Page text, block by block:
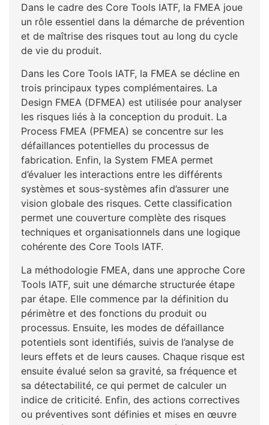
Dans le cadre des Core Tools IATF, la FMEA joue
un rôle essentiel dans la démarche de prévention
et de maîtrise des risques tout au long du cycle
de vie du produit.
Dans les Core Tools IATF, la FMEA se décline en
trois principaux types complémentaires. La
Design FMEA (DFMEA) est utilisée pour analyser
les risques liés à la conception du produit. La
Process FMEA (PFMEA) se concentre sur les
défaillances potentielles du processus de
fabrication. Enfin, la System FMEA permet
d’évaluer les interactions entre les différents
systèmes et sous-systèmes afin d’assurer une
vision globale des risques. Cette classification
permet une couverture complète des risques
techniques et organisationnels dans une logique
cohérente des Core Tools IATF.
La méthodologie FMEA, dans une approche Core
Tools IATF, suit une démarche structurée étape
par étape. Elle commence par la définition du
périmètre et des fonctions du produit ou
processus. Ensuite, les modes de défaillance
potentiels sont identifiés, suivis de l’analyse de
leurs effets et de leurs causes. Chaque risque est
ensuite évalué selon sa gravité, sa fréquence et
sa détectabilité, ce qui permet de calculer un
indice de criticité. Enfin, des actions correctives
ou préventives sont définies et mises en œuvre